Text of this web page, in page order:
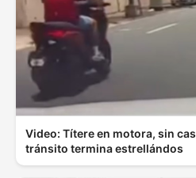
Video: Títere en motora, sin
tránsito termina estrellándos